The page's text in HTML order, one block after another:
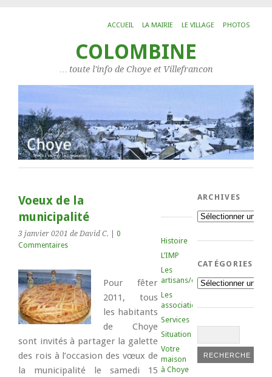
ACCUEIL LA MAIRIE LE VILLAGE PHOTOS
COLOMBINE
… toute l'info de Choye et Villefrancon
Voeux de la
municipalité
3 janvier 0201 de David C.
0
Commentaires
Pour fêter
2011, tous
les habitants
de Choye
sont invités à partager la galette
des rois à l’occasion des vœux de
la municipalité le samedi 15
Histoire
L’IMP
Les
artisans/commerçants
Les
associations
Services
Situation
Votre
maison
à Choye
ARCHIVES
Archives
CATÉGORIES
Catégories